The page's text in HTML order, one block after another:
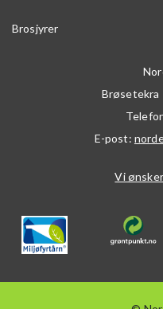
Brosjyrer
Brøsetekra
E-post:
Vi